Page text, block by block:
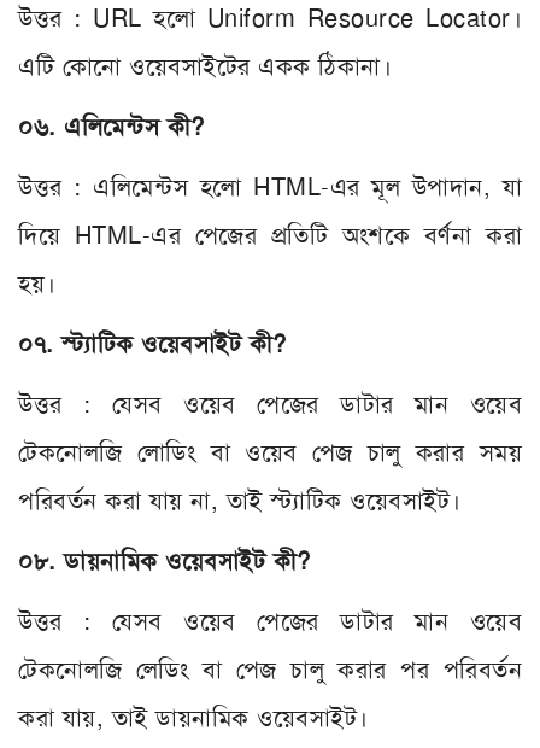
উত্তর : URL হলো Uniform Resource Locator।
এটি কোনো ওয়েবসাইটের একক ঠিকানা।
০৬. এলিমেন্টস কী?
উত্তর : এলিমেন্টস হলো HTML-এর মূল উপাদান, যা
দিয়ে HTML-এর পেজের প্রতিটি অংশকে বর্ণনা করা
হয়।
০৭. স্ট্যাটিক ওয়েবসাইট কী?
উত্তর : যেসব ওয়েব পেজের ডাটার মান ওয়েব
টেকনোলজি লোডিং বা ওয়েব পেজ চালু করার সময়
পরিবর্তন করা যায় না, তাই স্ট্যাটিক ওয়েবসাইট।
০৮. ডায়নামিক ওয়েবসাইট কী?
উত্তর : যেসব ওয়েব পেজের ডাটার মান ওয়েব
টেকনোলজি লেডিং বা পেজ চালু করার পর পরিবর্তন
করা যায়, তাই ডায়নামিক ওয়েবসাইট।